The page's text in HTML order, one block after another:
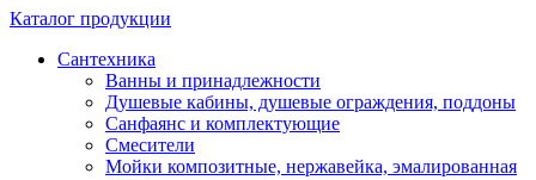
Каталог продукции
Сантехника
Ванны и принадлежности
Душевые кабины, душевые ограждения, поддоны
Санфаянс и комплектующие
Смесители
Мойки композитные, нержавейка, эмалированная